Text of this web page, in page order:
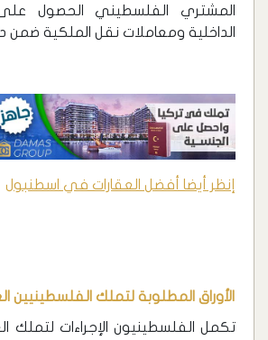
المشتري الفلسطيني الحصول
الداخلية ومعاملات نقل الملكية ضمن
إنظر أيضا أفضل العقارات في اسطنبول
الأوراق المطلوبة لتملك الفلسطينيين
تكمل الفلسطينيون الإجراءات لتملك